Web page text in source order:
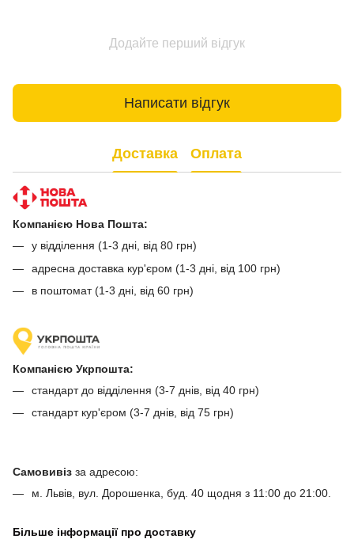
Додайте перший відгук
Написати відгук
Доставка Оплата
Компанією Нова Пошта:
у відділення (1-3 дні, від 80 грн)
адресна доставка кур'єром (1-3 дні, від 100 грн)
в поштомат (1-3 дні, від 60 грн)
Компанією Укрпошта:
стандарт до відділення (3-7 днів, від 40 грн)
стандарт кур'єром (3-7 днів, від 75 грн)
Самовивіз за адресою:
м. Львів, вул. Дорошенка, буд. 40 щодня з 11:00 до 21:00.
Більше інформації про доставку